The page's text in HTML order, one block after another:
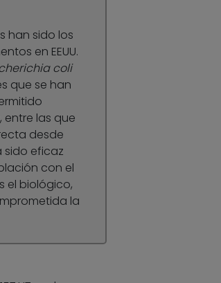
han sido los
en EEUU.
coli
que se han
las que
desde
sido eficaz
con el
el biológico,
la